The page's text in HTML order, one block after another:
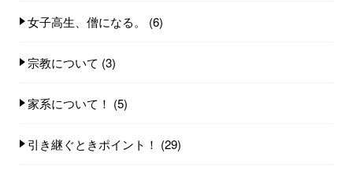
女子高生、僧になる。 (6)
宗教について (3)
家系について！ (5)
引き継ぐときポイント！ (29)